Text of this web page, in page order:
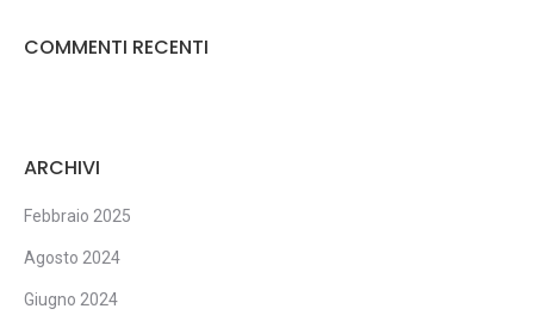
COMMENTI RECENTI
ARCHIVI
Febbraio 2025
Agosto 2024
Giugno 2024